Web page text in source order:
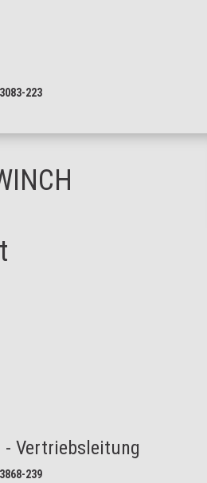
223
- Vertriebsleitung
239